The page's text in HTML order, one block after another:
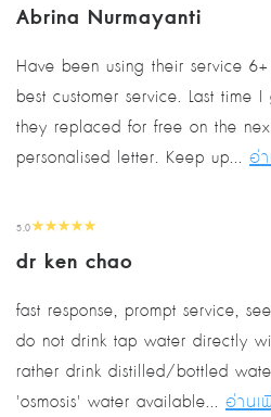
Abrina Nurmayanti
Have been using their service
best customer service. Last
they replaced for free on the
personalised letter. Keep up... อ่
5.0
dr ken chao
fast response, prompt service,
do not drink tap water directly
rather drink distilled/bottled
'osmosis' water available... อ่านเ